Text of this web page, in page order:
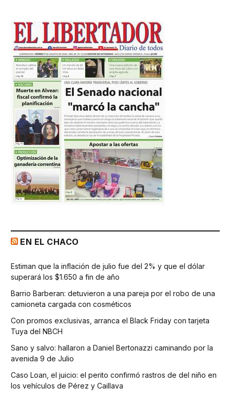
EN EL CHACO
Estiman que la inflación de julio fue del 2% y que el dólar
superará los $1.650 a fin de año
Barrio Barberan: detuvieron a una pareja por el robo de una
camioneta cargada con cosméticos
Con promos exclusivas, arranca el Black Friday con tarjeta
Tuya del NBCH
Sano y salvo: hallaron a Daniel Bertonazzi caminando por la
avenida 9 de Julio
Caso Loan, el juicio: el perito confirmó rastros de del niño en
los vehículos de Pérez y Caillava